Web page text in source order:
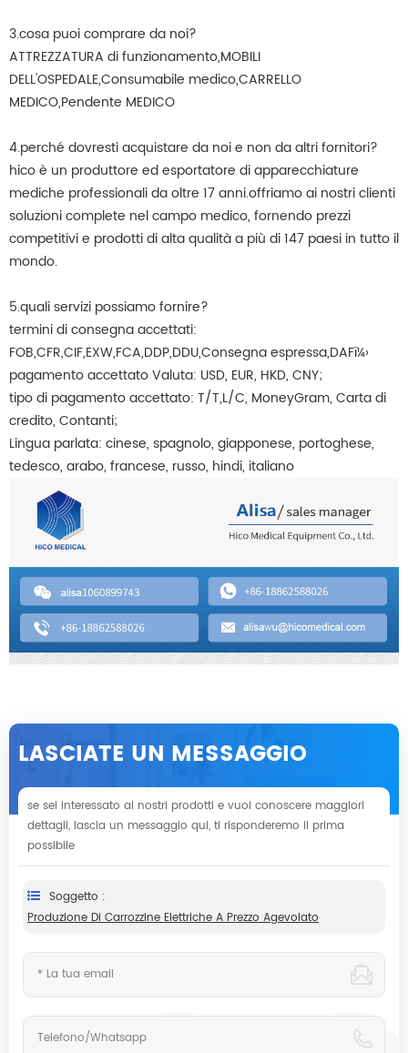
3.cosa puoi comprare da noi?
ATTREZZATURA di funzionamento,MOBILI
DELL'OSPEDALE,Consumabile medico,CARRELLO
MEDICO,Pendente MEDICO
4.perché dovresti acquistare da noi e non da altri fornitori?
hico è un produttore ed esportatore di apparecchiature
mediche professionali da oltre 17 anni.offriamo ai nostri clienti
soluzioni complete nel campo medico, fornendo prezzi
competitivi e prodotti di alta qualità a più di 147 paesi in tutto il
mondo.
5.quali servizi possiamo fornire?
termini di consegna accettati:
FOB,CFR,CIF,EXW,FCA,DDP,DDU,Consegna espressa,DAFï¼›
pagamento accettato Valuta: USD, EUR, HKD, CNY;
tipo di pagamento accettato: T/T,L/C, MoneyGram, Carta di
credito, Contanti;
Lingua parlata: cinese, spagnolo, giapponese, portoghese,
tedesco, arabo, francese, russo, hindi, italiano
LASCIATE UN MESSAGGIO
se sei interessato ai nostri prodotti e vuoi conoscere maggiori
dettagli, lascia un messaggio qui, ti risponderemo il prima
possibile
Soggetto :
Produzione Di Carrozzine Elettriche A Prezzo Agevolato